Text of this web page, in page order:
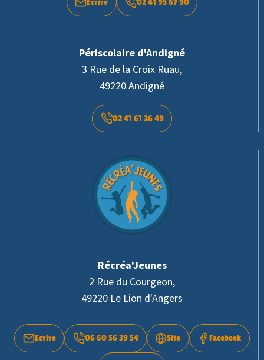
Ecrire 02 41 95 67 90
Périscolaire d'Andigné
3 Rue de la Croix Ruau,
49220 Andigné
02 41 61 36 49
Récréa'Jeunes
2 Rue du Courgeon,
49220 Le Lion d'Angers
Ecrire 06 60 56 39 54 Site Facebook